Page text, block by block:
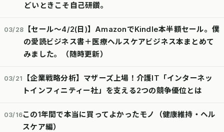
どいときこそ自己研鑽。
03/28
【セール～4/2(日)】AmazonでKindle本半額セール。僕
の愛読ビジネス書＋医療ヘルスケアビジネス本まとめて
みました。（随時更新）
03/21
【企業戦略分析】マザーズ上場！介護IT「インターネッ
トインフィニティー社」を支える2つの競争優位とは
03/16この1年間で本当に買ってよかったモノ（健康維持・ヘル
スケア編）